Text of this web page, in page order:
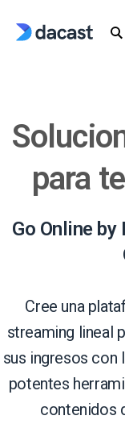
para
Go Online
Cree una
streaming lineal
sus ingresos con
potentes
contenidos